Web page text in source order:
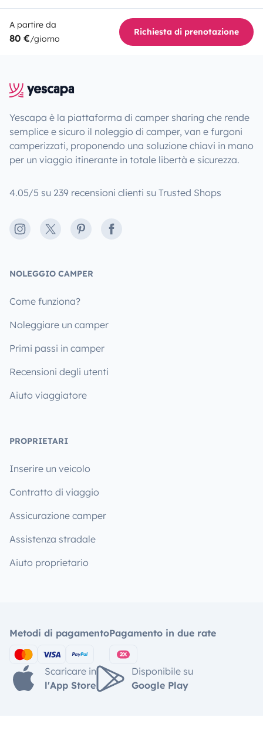
A partire da
80 €/giorno
Richiesta di prenotazione
Yescapa è la piattaforma di camper sharing che rende
semplice e sicuro il noleggio di camper, van e furgoni
camperizzati, proponendo una soluzione chiavi in mano
per un viaggio itinerante in totale libertà e sicurezza.
4.05/5 su 239 recensioni clienti su Trusted Shops
Instagram
X PinterestFacebook
NOLEGGIO CAMPER
Come funziona?
Noleggiare un camper
Primi passi in camper
Recensioni degli utenti
Aiuto viaggiatore
PROPRIETARI
Inserire un veicolo
Contratto di viaggio
Assicurazione camper
Assistenza stradale
Aiuto proprietario
Metodi di pagamentoPagamento in due rate
Scaricare in
l'App Store
Disponibile su
Google Play